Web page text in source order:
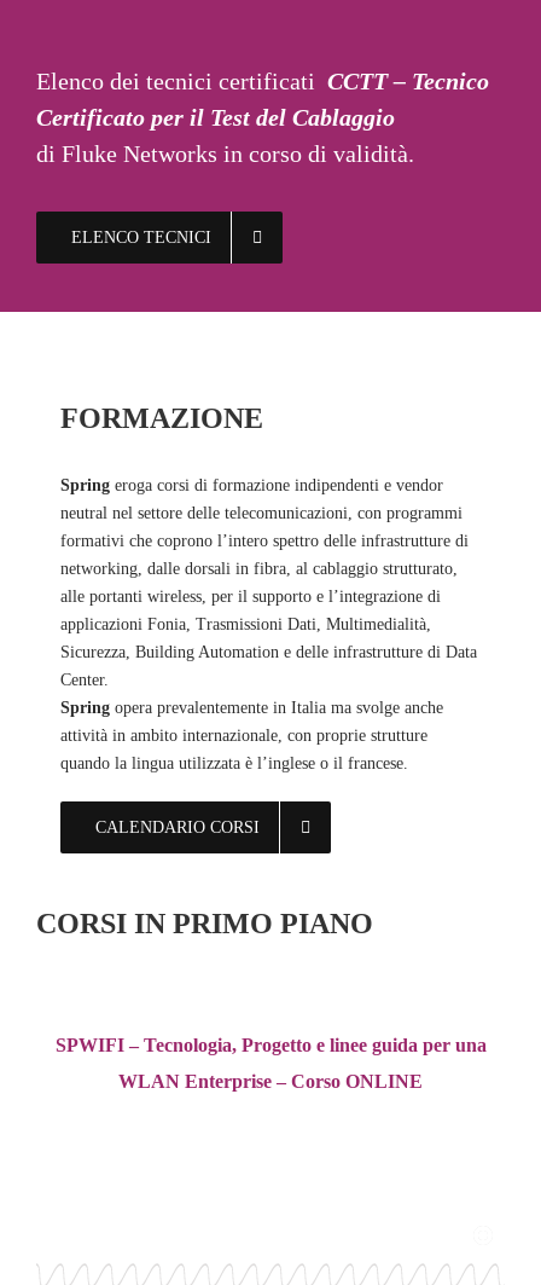
Elenco dei tecnici certificati CCTT – Tecnico
Certificato per il Test del Cablaggio
di Fluke Networks in corso di validità.
ELENCO TECNICI
FORMAZIONE
Spring eroga corsi di formazione indipendenti e vendor
neutral nel settore delle telecomunicazioni, con programmi
formativi che coprono l’intero spettro delle infrastrutture di
networking, dalle dorsali in fibra, al cablaggio strutturato,
alle portanti wireless, per il supporto e l’integrazione di
applicazioni Fonia, Trasmissioni Dati, Multimedialità,
Sicurezza, Building Automation e delle infrastrutture di Data
Center.
Spring opera prevalentemente in Italia ma svolge anche
attività in ambito internazionale, con proprie strutture
quando la lingua utilizzata è l’inglese o il francese.
CALENDARIO CORSI
CORSI IN PRIMO PIANO
SPWIFI – Tecnologia, Progetto e linee guida per una
WLAN Enterprise – Corso ONLINE